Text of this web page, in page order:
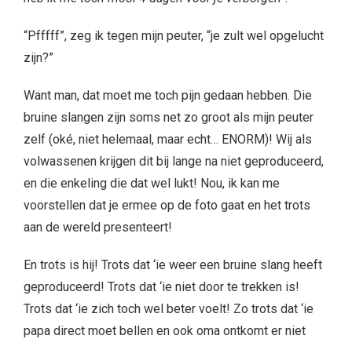
“Pfffff”, zeg ik tegen mijn peuter, “je zult wel opgelucht
zijn?”
Want man, dat moet me toch pijn gedaan hebben. Die
bruine slangen zijn soms net zo groot als mijn peuter
zelf (oké, niet helemaal, maar echt… ENORM)! Wij als
volwassenen krijgen dit bij lange na niet geproduceerd,
en die enkeling die dat wel lukt! Nou, ik kan me
voorstellen dat je ermee op de foto gaat en het trots
aan de wereld presenteert!
En trots is hij! Trots dat ‘ie weer een bruine slang heeft
geproduceerd! Trots dat ‘ie niet door te trekken is!
Trots dat ‘ie zich toch wel beter voelt! Zo trots dat ‘ie
papa direct moet bellen en ook oma ontkomt er niet